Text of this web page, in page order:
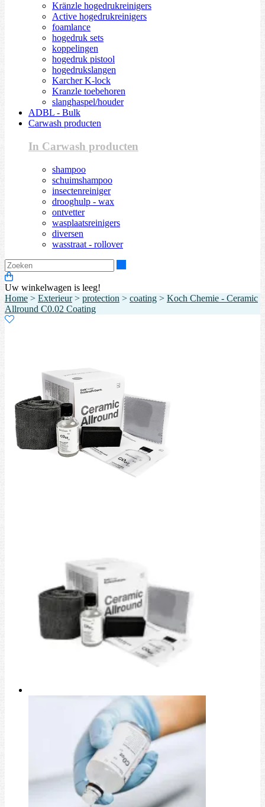
Kränzle hogedrukreinigers
Active hogedrukreinigers
foamlance
hogedruk sets
koppelingen
hogedruk pistool
hogedrukslangen
Karcher K-lock
Kranzle toebehoren
slanghaspel/houder
ADBL - Bulk
Carwash producten
In Carwash producten
shampoo
schuimshampoo
insectenreiniger
drooghulp - wax
ontvetter
wasplaatsreinigers
diversen
wasstraat - rollover
Uw winkelwagen is leeg!
Home > Exterieur> protection > coating > Koch Chemie - Ceramic
Allround C0.02 Coating